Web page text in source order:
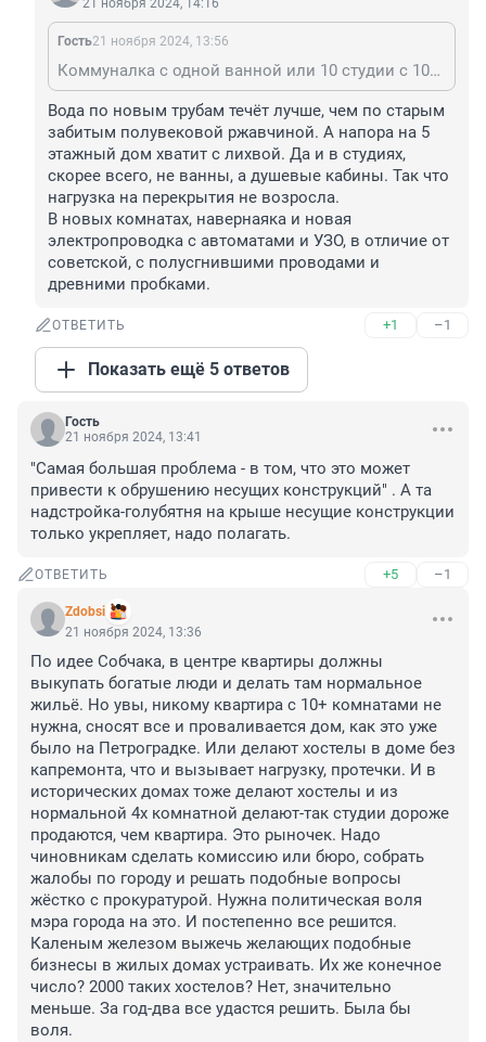
21 ноября 2024, 14:16
Гость21 ноября 2024, 13:56
Коммуналка с одной ванной или 10 студии с 10ю ваннами. Почувствуй разницу. Коммуникации не рассчитаны на такое. Соседям сверху, снизу из-за них не хватает напора. Это как пример. Удобства одних не должны быть за счет других. Не так ли.
Вода по новым трубам течёт лучше, чем по старым
забитым полувековой ржавчиной. А напора на 5
этажный дом хватит с лихвой. Да и в студиях,
скорее всего, не ванны, а душевые кабины. Так что
нагрузка на перекрытия не возросла.
В новых комнатах, навернаяка и новая
электропроводка с автоматами и УЗО, в отличие от
советской, с полусгнившими проводами и
древними пробками.
ОТВЕТИТЬ +1 –1
Показать ещё 5 ответов
Гость
21 ноября 2024, 13:41
"Самая большая проблема - в том, что это может
привести к обрушению несущих конструкций" . А та
надстройка-голубятня на крыше несущие конструкции
только укрепляет, надо полагать.
ОТВЕТИТЬ +5 –1
Zdobsi
21 ноября 2024, 13:36
По идее Собчака, в центре квартиры должны
выкупать богатые люди и делать там нормальное
жильё. Но увы, никому квартира с 10+ комнатами не
нужна, сносят все и проваливается дом, как это уже
было на Петроградке. Или делают хостелы в доме без
капремонта, что и вызывает нагрузку, протечки. И в
исторических домах тоже делают хостелы и из
нормальной 4х комнатной делают-так студии дороже
продаются, чем квартира. Это рыночек. Надо
чиновникам сделать комиссию или бюро, собрать
жалобы по городу и решать подобные вопросы
жёстко с прокуратурой. Нужна политическая воля
мэра города на это. И постепенно все решится.
Каленым железом выжечь желающих подобные
бизнесы в жилых домах устраивать. Их же конечное
число? 2000 таких хостелов? Нет, значительно
меньше. За год-два все удастся решить. Была бы
воля.